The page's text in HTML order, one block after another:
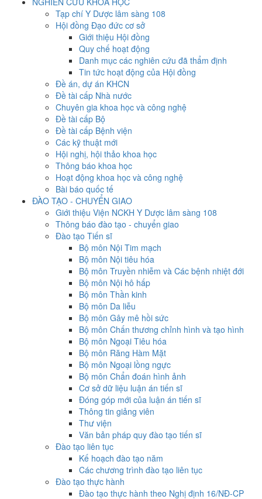
Tạp chí Y Dược lâm sàng 108
Hội đồng Đạo đức cơ sở
Giới thiệu Hội đồng
Quy chế hoạt động
Danh mục các nghiên cứu đã thẩm định
Tin tức hoạt động của Hội đồng
Đề án, dự án KHCN
Đề tài cấp Nhà nước
Chuyên gia khoa học và công nghệ
Đề tài cấp Bộ
Đề tài cấp Bệnh viện
Các kỹ thuật mới
Hội nghị, hội thảo khoa học
Thông báo khoa học
Hoạt động khoa học và công nghệ
Bài báo quốc tế
ĐÀO TẠO - CHUYỂN GIAO
Giới thiệu Viện NCKH Y Dược lâm sàng 108
Thông báo đào tạo - chuyển giao
Đào tạo Tiến sĩ
Bộ môn Nội Tim mạch
Bộ môn Nội tiêu hóa
Bộ môn Truyền nhiễm và Các bệnh nhiệt đới
Bộ môn Nội hô hấp
Bộ môn Thần kinh
Bộ môn Da liễu
Bộ môn Gây mê hồi sức
Bộ môn Chấn thương chỉnh hình và tạo hình
Bộ môn Ngoại Tiêu hóa
Bộ môn Răng Hàm Mặt
Bộ môn Ngoại lồng ngực
Bộ môn Chẩn đoán hình ảnh
Cơ sở dữ liệu luận án tiến sĩ
Đóng góp mới của luận án tiến sĩ
Thông tin giảng viên
Thư viện
Văn bản pháp quy đào tạo tiến sĩ
Đào tạo liên tục
Kế hoạch đào tạo năm
Các chương trình đào tạo liên tục
Đào tạo thực hành
Đào tạo thực hành theo Nghị định 16/NĐ-CP